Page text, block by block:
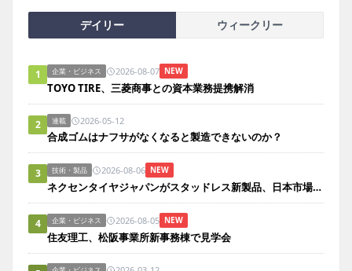
デイリー ウィークリー
1 企業・ビジネス 2026-08-07 NEW
TOYO TIRE、三菱商事との資本業務提携解消
2 連載 2026-05-12
合成ゴムはナフサがなくなると製造できないのか？
3 技術・製品 2026-08-06 NEW
ネクセンタイヤジャパンがスタッドレス新製品、日本市場にらみ開発
4 企業・ビジネス 2026-08-05 NEW
住友理工、松阪事業所新事務棟で見学会